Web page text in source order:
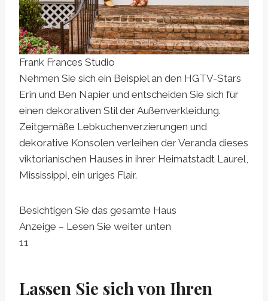
Frank Frances Studio
Nehmen Sie sich ein Beispiel an den HGTV-Stars
Erin und Ben Napier und entscheiden Sie sich für
einen dekorativen Stil der Außenverkleidung.
Zeitgemäße Lebkuchenverzierungen und
dekorative Konsolen verleihen der Veranda dieses
viktorianischen Hauses in ihrer Heimatstadt Laurel,
Mississippi, ein uriges Flair.
Besichtigen Sie das gesamte Haus
Anzeige – Lesen Sie weiter unten
11
Lassen Sie sich von Ihren